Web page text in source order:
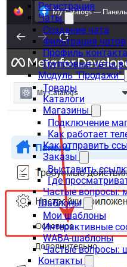
Регистрация
Чаты
Создание чата
Фильтрация чатов
Профиль контакта
Групповые чаты в
Модуль "Продажи"
Товары
Каталоги
Магазины
Подключение
Как работает
Как отправить
Заказы
Выставить
Где
Частые вопросы:
Шаблоны
Мои шаблоны
Интерактивные
WABA-шаблоны
Частые вопросы:
Контакты